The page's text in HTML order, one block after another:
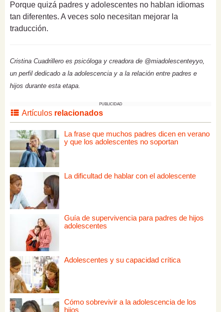
Porque quizá padres y adolescentes no hablan idiomas
tan diferentes. A veces solo necesitan mejorar la
traducción.
Cristina Cuadrillero es psicóloga y creadora de @miadolescenteyyo,
un perfil dedicado a la adolescencia y a la relación entre padres e
hijos durante esta etapa.
PUBLICIDAD
Artículos relacionados
La frase que muchos padres dicen en verano
y que los adolescentes no soportan
La dificultad de hablar con el adolescente
Guía de supervivencia para padres de hijos
adolescentes
Adolescentes y su capacidad crítica
Cómo sobrevivir a la adolescencia de los
hijos